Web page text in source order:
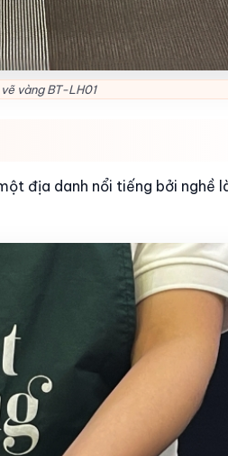
vàng BT-LH01
địa danh nổi tiếng bởi nghề